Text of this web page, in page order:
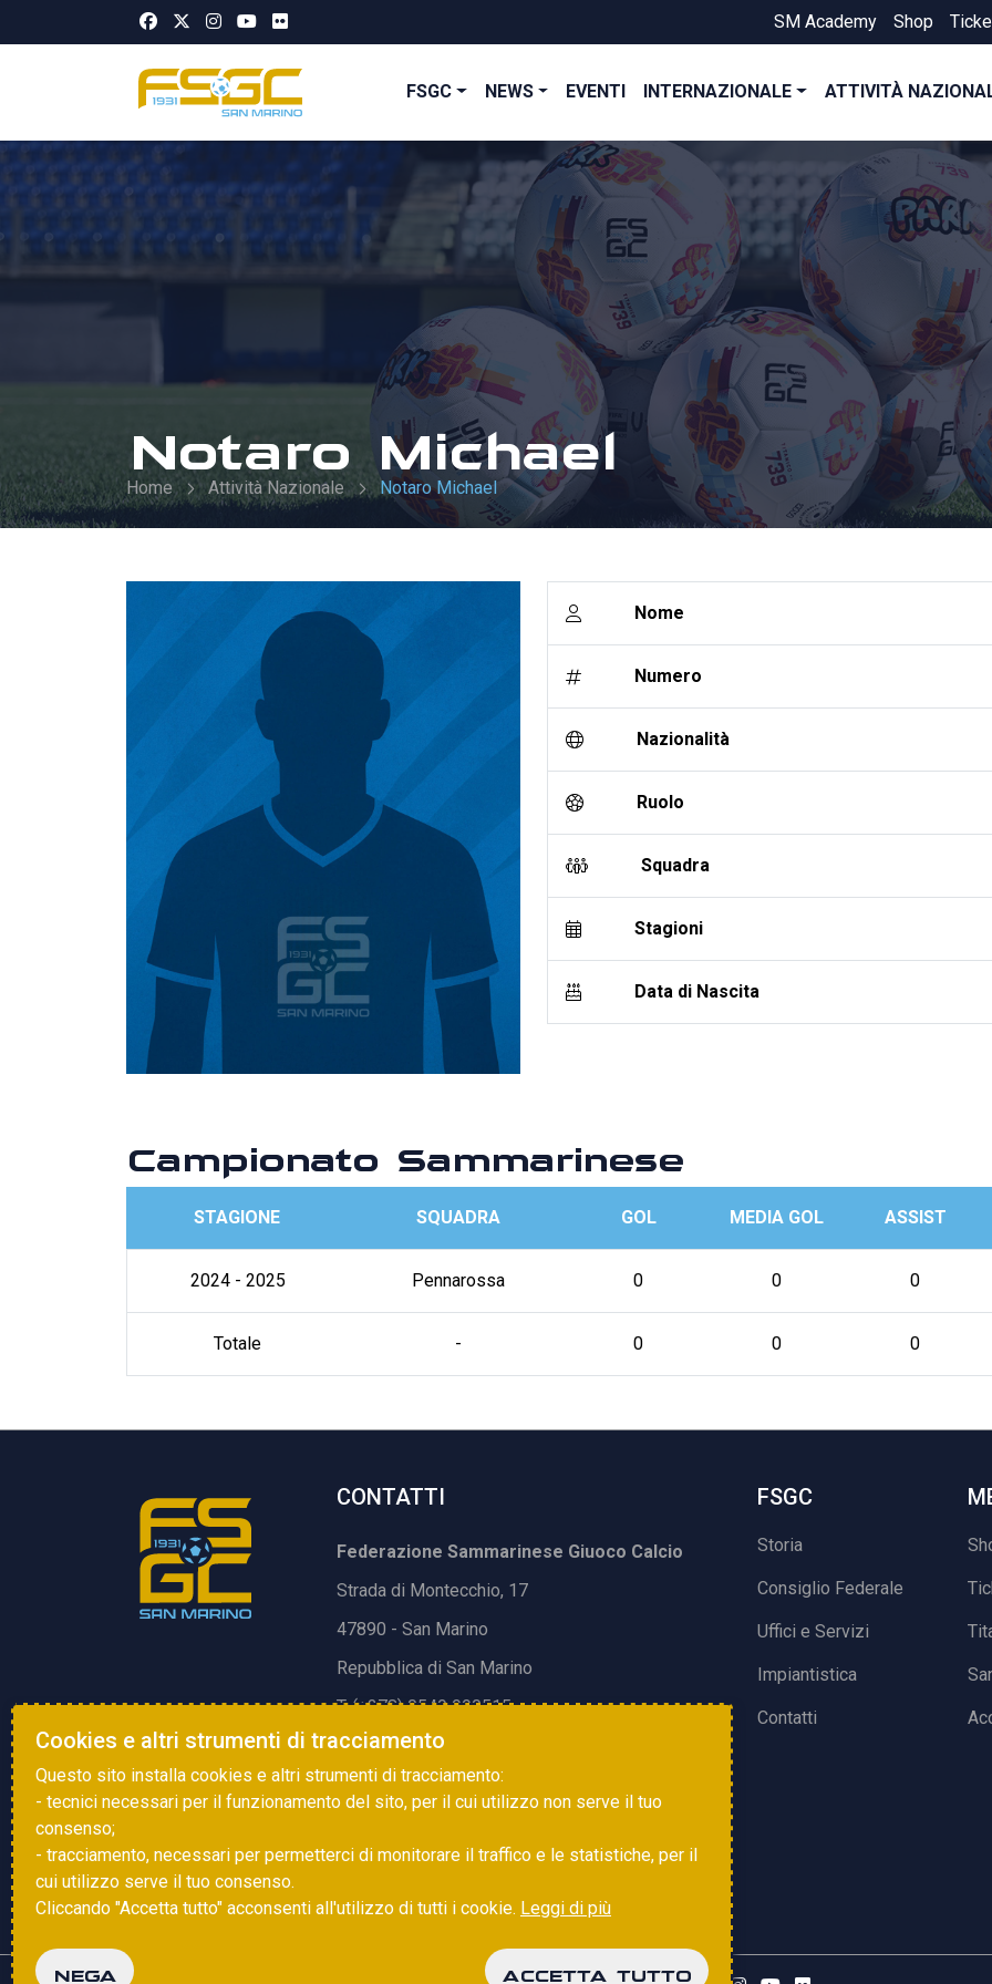
SM Academy Shop
FSGC NEWS EVENTI INTERNAZIONALE ATTIVITÀ
Notaro Michael
Home Attività Nazionale Notaro Michael
Nome
Numero
Nazionalità
Ruolo
Squadra
Stagioni
Data di Nascita
Campionato Sammarinese
STAGIONE SQUADRA GOL MEDIA GOL ASSIST
2024 - 2025 Pennarossa 0 0 0
Totale - 0 0 0
CONTATTI
Federazione Sammarinese Giuoco Calcio
Strada di Montecchio, 17
47890 - San Marino
Repubblica di San Marino
T. (+378) 0549 990515
E.info@fsgc.sm
FSGC
Storia
Consiglio Federale
Uffici e Servizi
Impiantistica
Contatti
Cookies e altri strumenti di tracciamento
Questo sito installa cookies e altri strumenti di tracciamento:
- tecnici necessari per il funzionamento del sito, per il cui utilizzo non serve il tuo
consenso;
- tracciamento, necessari per permetterci di monitorare il traffico e le statistiche, per il
cui utilizzo serve il tuo consenso.
Cliccando "Accetta tutto" acconsenti all'utilizzo di tutti i cookie. Leggi di più
NEGA ACCETTA TUTTO